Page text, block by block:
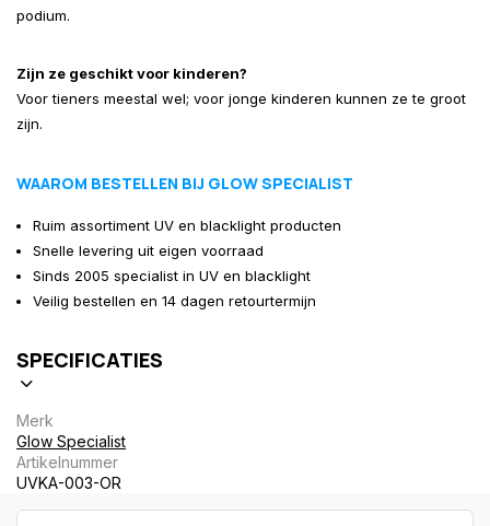
podium.
Zijn ze geschikt voor kinderen?
Voor tieners meestal wel; voor jonge kinderen kunnen ze te groot
zijn.
WAAROM BESTELLEN BIJ GLOW SPECIALIST
Ruim assortiment UV en blacklight producten
Snelle levering uit eigen voorraad
Sinds 2005 specialist in UV en blacklight
Veilig bestellen en 14 dagen retourtermijn
SPECIFICATIES
Merk
Glow Specialist
Artikelnummer
UVKA-003-OR